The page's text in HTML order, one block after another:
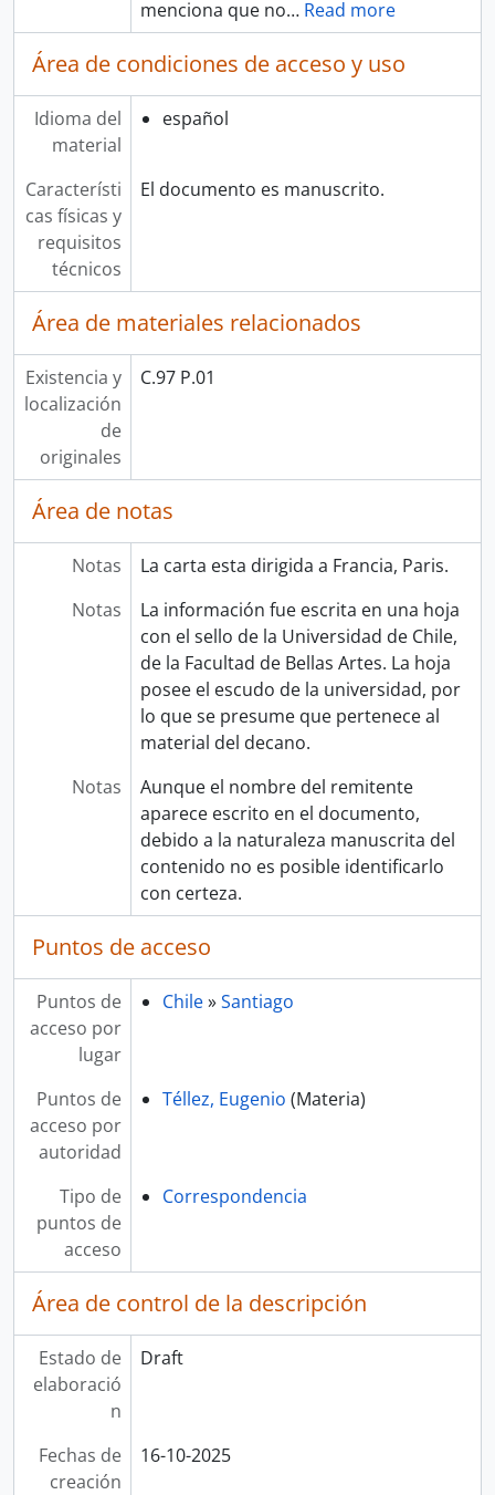
menciona que no… Read more
Área de condiciones de acceso y uso
Idioma del
material
español
Característi
cas físicas y
requisitos
técnicos
El documento es manuscrito.
Área de materiales relacionados
Existencia y
localización
de
originales
C.97 P.01
Área de notas
Notas
La carta esta dirigida a Francia, Paris.
Notas
La información fue escrita en una hoja
con el sello de la Universidad de Chile,
de la Facultad de Bellas Artes. La hoja
posee el escudo de la universidad, por
lo que se presume que pertenece al
material del decano.
Notas
Aunque el nombre del remitente
aparece escrito en el documento,
debido a la naturaleza manuscrita del
contenido no es posible identificarlo
con certeza.
Puntos de acceso
Puntos de
acceso por
lugar
Chile»Santiago
Puntos de
acceso por
autoridad
Téllez, Eugenio (Materia)
Tipo de
puntos de
acceso
Correspondencia
Área de control de la descripción
Estado de
elaboració
n
Draft
Fechas de
creación
16-10-2025